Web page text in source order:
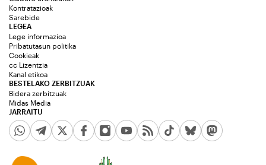
Kontratazioak
Sarebide
JARRAITU
LEGEA
Lege informazioa
Pribatutasun politika
Cookieak
cc Lizentzia
Kanal etikoa
BESTELAKO ZERBITZUAK
Bidera zerbitzuak
Midas Media